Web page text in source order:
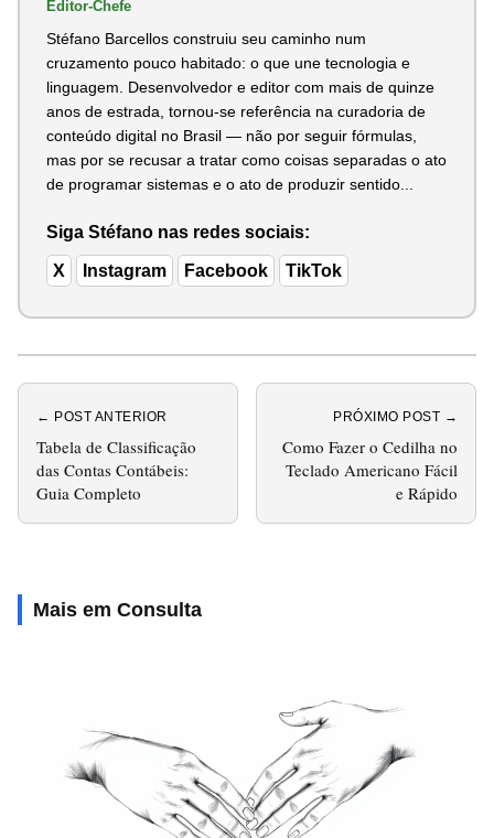
Editor-Chefe
Stéfano Barcellos construiu seu caminho num
cruzamento pouco habitado: o que une tecnologia e
linguagem. Desenvolvedor e editor com mais de quinze
anos de estrada, tornou-se referência na curadoria de
conteúdo digital no Brasil — não por seguir fórmulas,
mas por se recusar a tratar como coisas separadas o ato
de programar sistemas e o ato de produzir sentido...
Siga Stéfano nas redes sociais:
X Instagram Facebook TikTok
← POST ANTERIOR
Tabela de Classificação
das Contas Contábeis:
Guia Completo
PRÓXIMO POST →
Como Fazer o Cedilha no
Teclado Americano Fácil
e Rápido
Mais em Consulta